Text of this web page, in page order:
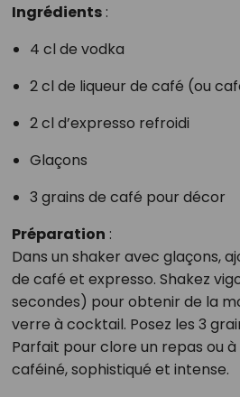
Ingrédients:
4 cl de vodka
2 cl de liqueur de café (ou
2 cl d’expresso refroidi
Glaçons
3 grains de café pour décor
Préparation :
Dans un shaker avec glaçons,
de café et expresso. Shakez
secondes) pour obtenir de la
verre à cocktail. Posez les 3
Parfait pour clore un repas ou
caféiné, sophistiqué et intense.